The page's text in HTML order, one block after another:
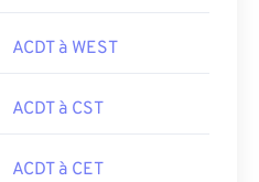
ACDT à WEST
ACDT à CST
ACDT à CET